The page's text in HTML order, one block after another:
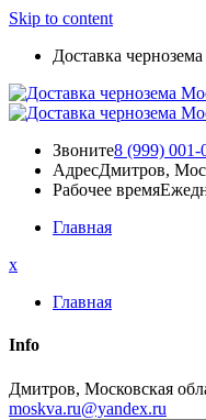
Skip to content
Доставка
Звоните8 (999) 001-
АдресДмитров,
Рабочее время
Главная
x
Главная
Info
Дмитров, Московская
moskva.ru@yandex.ru